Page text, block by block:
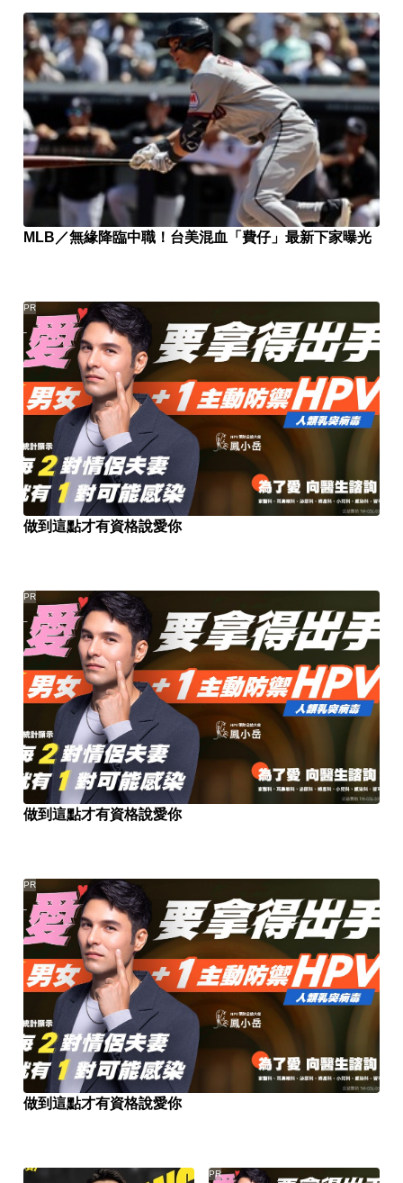
MLB／無緣降臨中職！台美混血「費仔」最新下家曝光
做到這點才有資格說愛你
PR
做到這點才有資格說愛你
PR
做到這點才有資格說愛你
PR
PR